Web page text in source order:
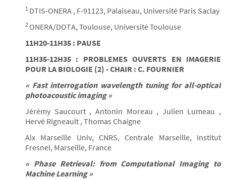
1 DTIS-ONERA , F-91123, Palaiseau, Université Paris Saclay
2ONERA/DOTA, Toulouse, Université Toulouse
11H20-11H35 : PAUSE
11H35-12H35 : PROBLEMES OUVERTS EN IMAGERIE
POUR LA BIOLOGIE (2) - CHAIR : C. FOURNIER
« Fast interrogation wavelength tuning for all-optical
photoacoustic imaging »
Jérémy Saucourt , Antonin Moreau , Julien Lumeau ,
Hervé Rigneault , Thomas Chaigne
Aix Marseille Univ, CNRS, Centrale Marseille, Institut
Fresnel, Marseille, France
« Phase Retrieval: from Computational Imaging to
Machine Learning »